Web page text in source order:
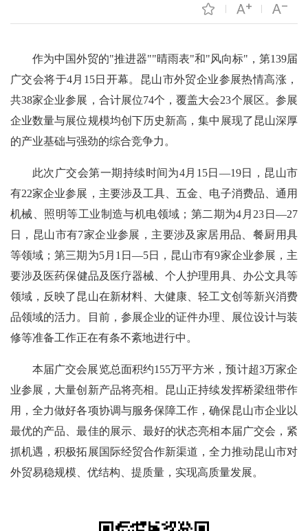
作为中国外贸的"推进器""晴雨表"和"风向标"，第139届
广交会将于4月15日开幕。昆山市外贸企业参展热情高涨，
共‌38家企业参展，合计展位‌74个，覆盖大会‌23个展区‌。参展
企业数量与展位规模均创下历史新高‌，集中展现了昆山深厚
的‌产业基础与强劲的综合竞争力‌。
此次广交会第一期持续时间为4月15日—19日，昆山市
有22家企业参展，主要涉及工具、五金、电子消费品、通用
机械、照明‌等工业制造与机电领域；第二期为4月23日—27
日，昆山市有7家企业参展，主要涉及家居用品、餐厨用具
等领域；第三期为5月1日—5日，昆山市有9家企业参展，主
要涉及‌医药保健品及医疗器械、个人护理用具、办公文具等
领域，反映了昆山在新材料、大健康、轻工文创等新兴消费
品领域的活力。目前，参展企业的‌证件办理、展位设计与装
修‌等准备工作正在有条不紊地进行中。
本届广交会展览总面积约155万平方米，预计超3万家企
业参展，大量创新产品将亮相。昆山正持续发挥桥梁纽带作
用，全力做好各项协调与服务保障工作，确保昆山市企业以‌
最优的产品、最佳的展示、最好的状态‌亮相本届广交会，紧
抓机遇，积极拓展国际经贸合作新渠道，全力推动昆山市对
外贸易‌稳规模、优结构、提质量‌，实现高质量发展。